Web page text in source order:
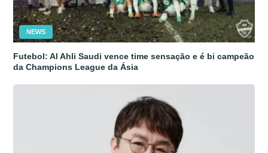
NEWS
Futebol: Al Ahli Saudi vence time sensação e é bi campeão
da Champions League da Ásia